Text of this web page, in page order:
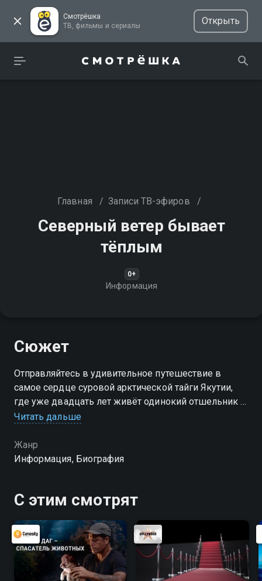
Смотрёшка
ТВ, фильмы и сериалы
Открыть
Главная / Записи ТВ-эфиров /
Северный ветер бывает
тёплым
0+
Информация
Сюжет
Отправляйтесь в удивительное путешествие в
самое сердце суровой арктической тайги Якутии,
где уже двадцать лет живёт одинокий отшельник и
философ-оленевод Александр
Читать дальше
Жанр
Информация, Биография
С этим смотрят